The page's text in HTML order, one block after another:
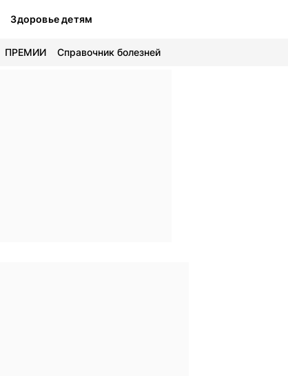
Здоровье детям
ПРЕМИИ Справочник болезней